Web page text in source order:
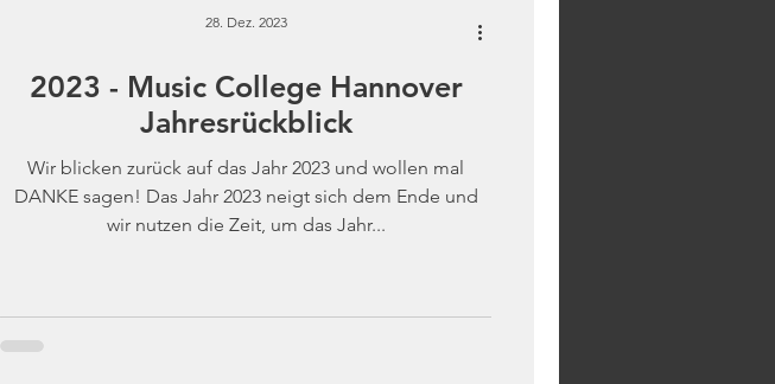
2023 - Music College Hannover
Jahresrückblick
Wir blicken zurück auf das Jahr 2023 und wollen mal
DANKE sagen! Das Jahr 2023 neigt sich dem Ende und
wir nutzen die Zeit, um das Jahr...
28. Dez. 2023